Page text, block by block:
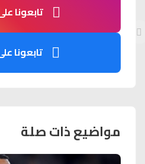
تابعونا
تابعونا
مواضيع ذات صلة